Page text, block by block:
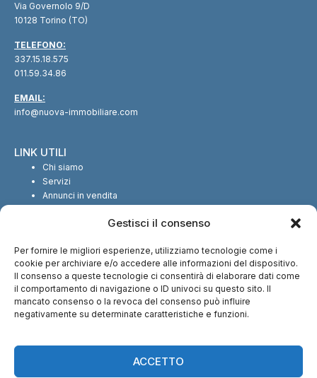
Gestisci il consenso
Per fornire le migliori esperienze, utilizziamo tecnologie come i
cookie per archiviare e/o accedere alle informazioni del dispositivo.
Il consenso a queste tecnologie ci consentirà di elaborare dati come
il comportamento di navigazione o ID univoci su questo sito. Il
mancato consenso o la revoca del consenso può influire
negativamente su determinate caratteristiche e funzioni.
ACCETTO
Via Governolo 9/D
10128 Torino (TO)
TELEFONO:
337.15.18.575
011.59.34.86
EMAIL:
info@nuova-immobiliare.com
LINK UTILI
Chi siamo
Servizi
Annunci in vendita
SEGUICI SUI SOCIAL
CI TROVI ANCHE SU: